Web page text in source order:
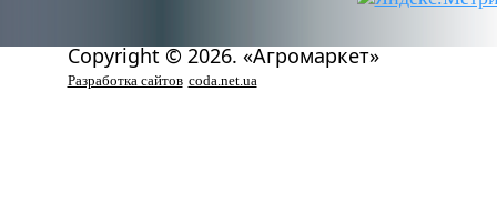
Copyright © 2026. «Агромаркет»
Разработка сайтов coda.net.ua